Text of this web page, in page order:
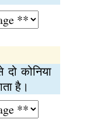
दो कोनिया
है।